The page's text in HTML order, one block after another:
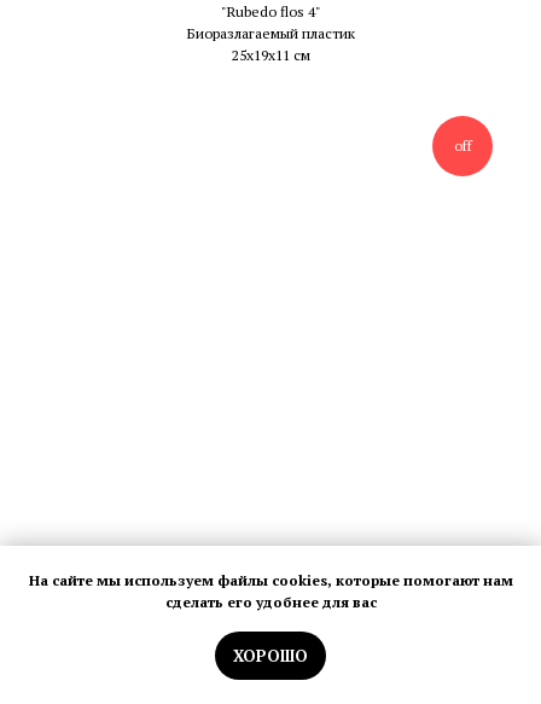
На сайте мы используем файлы cookies, которые помогают нам
сделать его удобнее для вас
ХОРОШО
"Rubedo flos 4"
Биоразлагаемый пластик
25х19х11 см
off
Юлия Низамутдинова